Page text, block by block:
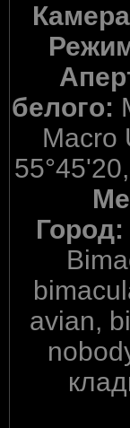
белого:
Macro
Город:
avian,